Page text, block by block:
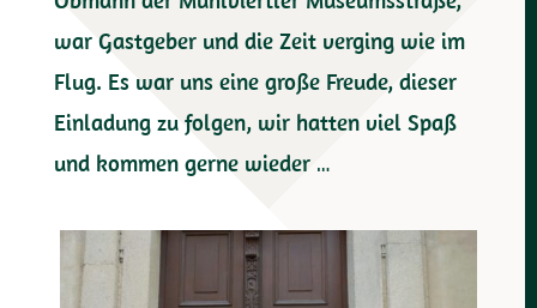
war Gastgeber und die Zeit verging wie im
Flug. Es war uns eine große Freude, dieser
Einladung zu folgen, wir hatten viel Spaß
und kommen gerne wieder …